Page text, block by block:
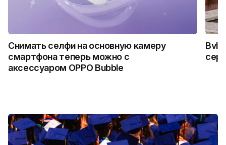
Снимать селфи на основную камеру
смартфона теперь можно с
аксессуаром OPPO Bubble